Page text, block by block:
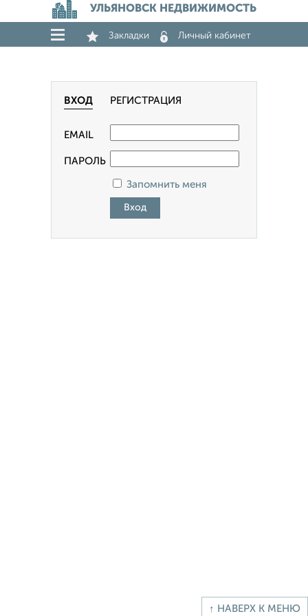
УЛЬЯНОВСК НЕДВИЖИМОСТЬ
Закладки Личный кабинет
ВХОД РЕГИСТРАЦИЯ
EMAIL
ПАРОЛЬ
Запомнить меня
↑ НАВЕРХ К МЕНЮ